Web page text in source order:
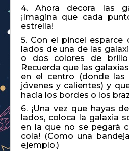
4. Ahora decora las
¡Imagina que cada
estrella!
5. Con el pincel esparce
lados de una de las
o dos colores de
Recuerda que las
en el centro (donde las
jóvenes y calientes) y
hacia los bordes o los
6. ¡Una vez que hayas
lados, coloca la galaxia
en la que no se pegará
cola! (Como una
ejemplo.)